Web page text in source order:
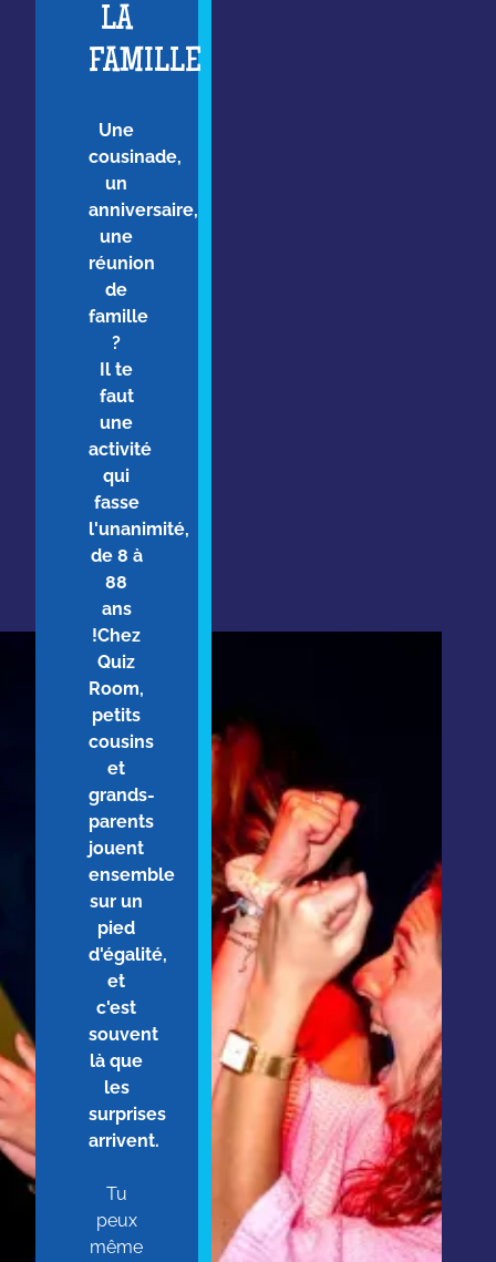
LA
FAMILLE
Une
cousinade,
un
anniversaire,
une
réunion
de
famille
?
Il te
faut
une
activité
qui
fasse
l'unanimité,
de 8 à
88
ans
!Chez
Quiz
Room,
petits
cousins
et
grands-
parents
jouent
ensemble
sur un
pied
d'égalité,
et
c'est
souvent
là que
les
surprises
arrivent.
Tu
peux
même